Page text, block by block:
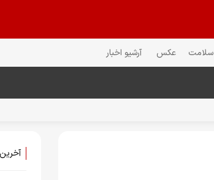
سلامت عکس آرشیو اخبار